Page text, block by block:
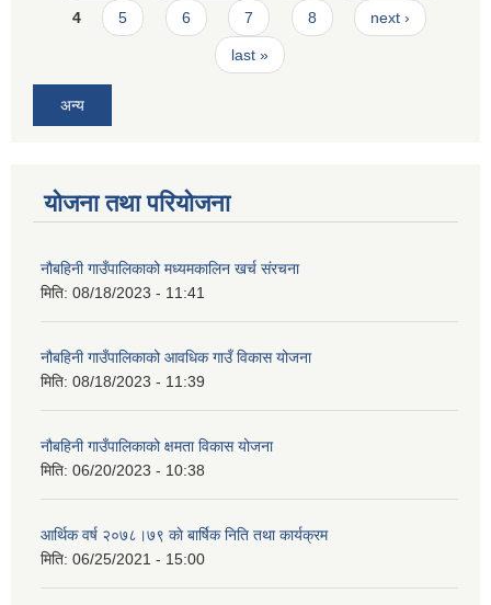
4 5 6 7 8 next ›
last »
अन्य
योजना तथा परियोजना
नौबहिनी गाउँपालिकाको मध्यमकालिन खर्च संरचना
मिति: 08/18/2023 - 11:41
नौबहिनी गाउँपालिकाको आवधिक गाउँ विकास योजना
मिति: 08/18/2023 - 11:39
नौबहिनी गाउँपालिकाको क्षमता विकास योजना
मिति: 06/20/2023 - 10:38
आर्थिक वर्ष २०७८।७९ काे बार्षिक निति तथा कार्यक्रम
मिति: 06/25/2021 - 15:00